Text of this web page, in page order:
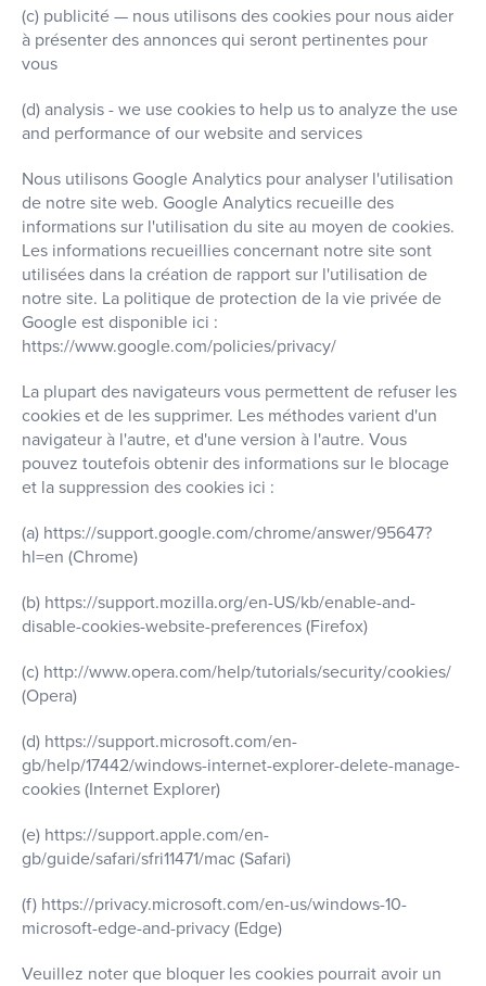
(c) publicité — nous utilisons des cookies pour nous aider
à présenter des annonces qui seront pertinentes pour
vous
(d) analysis - we use cookies to help us to analyze the use
and performance of our website and services
Nous utilisons Google Analytics pour analyser l'utilisation
de notre site web. Google Analytics recueille des
informations sur l'utilisation du site au moyen de cookies.
Les informations recueillies concernant notre site sont
utilisées dans la création de rapport sur l'utilisation de
notre site. La politique de protection de la vie privée de
Google est disponible ici :
https://www.google.com/policies/privacy/
La plupart des navigateurs vous permettent de refuser les
cookies et de les supprimer. Les méthodes varient d'un
navigateur à l'autre, et d'une version à l'autre. Vous
pouvez toutefois obtenir des informations sur le blocage
et la suppression des cookies ici :
(a) https://support.google.com/chrome/answer/95647?
hl=en (Chrome)
(b) https://support.mozilla.org/en-US/kb/enable-and-
disable-cookies-website-preferences (Firefox)
(c) http://www.opera.com/help/tutorials/security/cookies/
(Opera)
(d) https://support.microsoft.com/en-
gb/help/17442/windows-internet-explorer-delete-manage-
cookies (Internet Explorer)
(e) https://support.apple.com/en-
gb/guide/safari/sfri11471/mac (Safari)
(f) https://privacy.microsoft.com/en-us/windows-10-
microsoft-edge-and-privacy (Edge)
Veuillez noter que bloquer les cookies pourrait avoir un